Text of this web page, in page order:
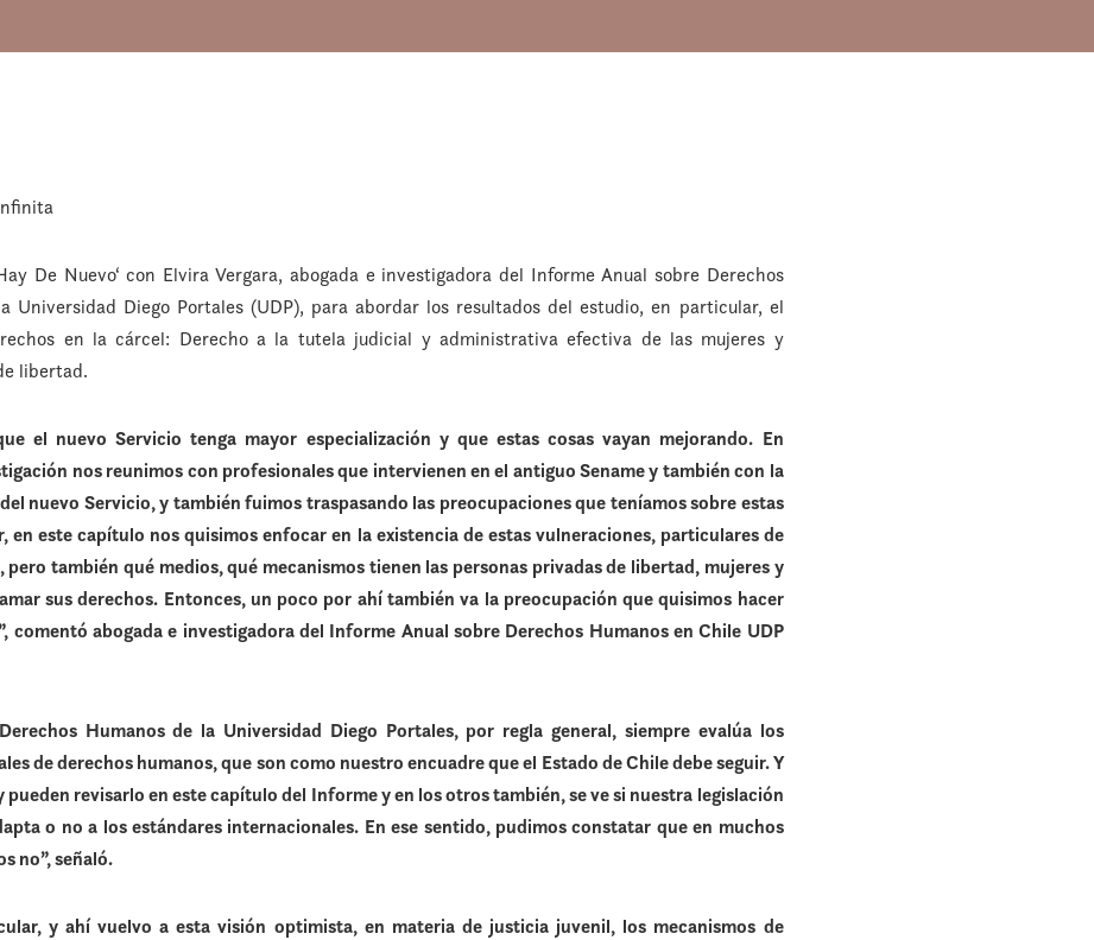
De Nuevo‘ con Elvira Vergara, abogada e investigadora del Informe Anual sobre Derechos
Universidad Diego Portales (UDP), para abordar los resultados del estudio, en particular, el
en la cárcel: Derecho a la tutela judicial y administrativa efectiva de las mujeres y
libertad.
el nuevo Servicio tenga mayor especialización y que estas cosas vayan mejorando. En
nos reunimos con profesionales que intervienen en el antiguo Sename y también con la
nuevo Servicio, y también fuimos traspasando las preocupaciones que teníamos sobre estas
en este capítulo nos quisimos enfocar en la existencia de estas vulneraciones, particulares de
pero también qué medios, qué mecanismos tienen las personas privadas de libertad, mujeres y
sus derechos. Entonces, un poco por ahí también va la preocupación que quisimos hacer
comentó abogada e investigadora del Informe Anual sobre Derechos Humanos en Chile UDP
Humanos de la Universidad Diego Portales, por regla general, siempre evalúa los
de derechos humanos, que son como nuestro encuadre que el Estado de Chile debe seguir. Y
pueden revisarlo en este capítulo del Informe y en los otros también, se ve si nuestra legislación
o no a los estándares internacionales. En ese sentido, pudimos constatar que en muchos
no”, señaló.
y ahí vuelvo a esta visión optimista, en materia de justicia juvenil, los mecanismos de